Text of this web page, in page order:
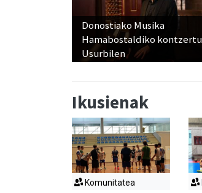
Donostiako Musika
Hamabostaldiko
Usurbilen
Ikusienak
Komunitatea